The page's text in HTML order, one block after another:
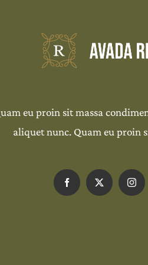
eu proin sit massa
aliquet nunc. Quam eu proin